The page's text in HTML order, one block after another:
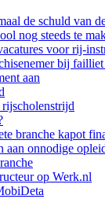
de schuld van
nog steeds te
voor rij-
bij
aan
branche kapot
aan onnodige
op Werk.nl